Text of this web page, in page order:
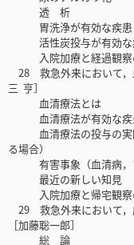
透 析
胃洗浄が有効な疾患，
活性炭投与が有効な疾
入院加療と経過観察
28 救急外来において
三 亨］
血清療法とは
血清療法が有効な疾
血清療法の投与の実際
る場合）
有害事象（血清病，ア
最近の新しい知見
入院加療と帰宅観察
29 救急外来において，
［加藤聡一郎］
総 論